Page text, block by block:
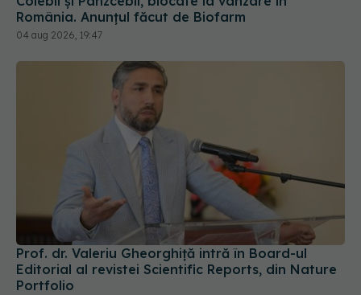
Prof. dr. Valeriu Gheorghiță intră în Board-ul
Editorial al revistei Scientific Reports, din Nature
Portfolio
05 aug 2026, 21:09